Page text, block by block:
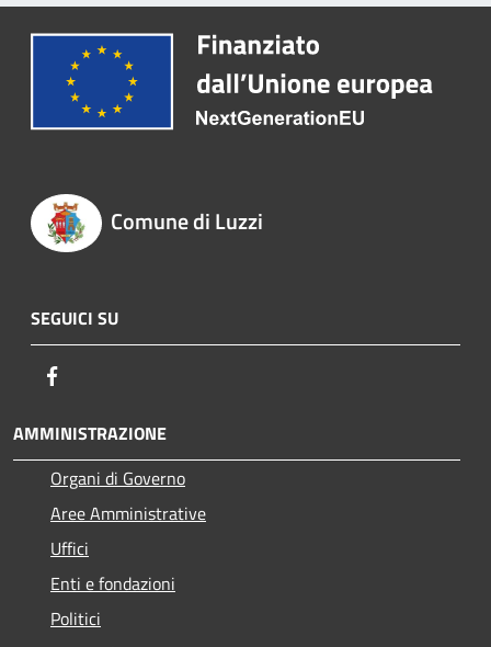
Comune di Luzzi
SEGUICI SU
AMMINISTRAZIONE
Organi di Governo
Aree Amministrative
Uffici
Enti e fondazioni
Politici